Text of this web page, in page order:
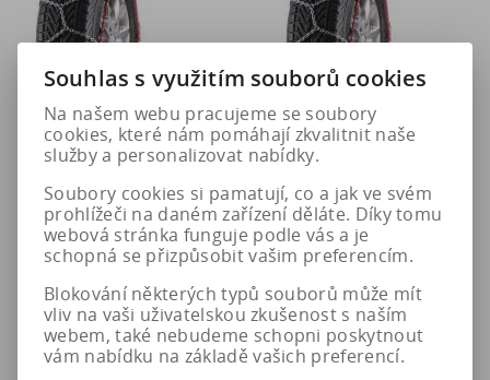
Pewag Sněhové řetězy SXV
6 002 Kč
7 502 Kč
Do košíku
Pewag Sněhové řetězy SXV
4 901 Kč
5 309 Kč
Do košíku
Souhlas s využitím souborů cookies
Na našem webu pracujeme se soubory
cookies, které nám pomáhají zkvalitnit naše
služby a personalizovat nabídky.
Soubory cookies si pamatují, co a jak ve svém
prohlížeči na daném zařízení děláte. Díky tomu
webová stránka funguje podle vás a je
schopná se přizpůsobit vašim preferencím.
Blokování některých typů souborů může mít
vliv na vaši uživatelskou zkušenost s naším
webem, také nebudeme schopni poskytnout
vám nabídku na základě vašich preferencí.